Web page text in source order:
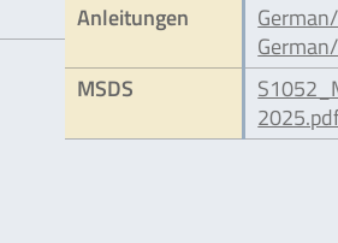
Anleitungen
MSDS